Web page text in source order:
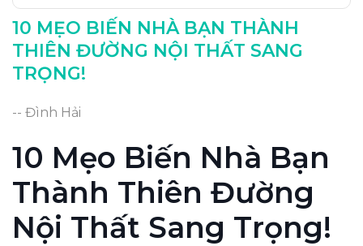
Tối ưu hóa không gian lưu trữ thông minh
10 MẸO BIẾN NHÀ BẠN THÀNH
THIÊN ĐƯỜNG NỘI THẤT SANG
TRỌNG!
-- Đình Hải
10 Mẹo Biến Nhà Bạn
Thành Thiên Đường
Nội Thất Sang Trọng!